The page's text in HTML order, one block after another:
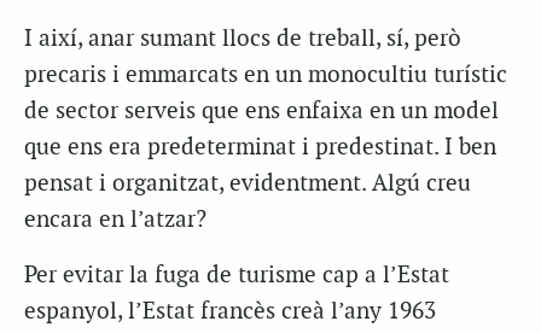
I així, anar sumant llocs de treball, sí, però
precaris i emmarcats en un monocultiu turístic
de sector serveis que ens enfaixa en un model
que ens era predeterminat i predestinat. I ben
pensat i organitzat, evidentment. Algú creu
encara en l’atzar?
Per evitar la fuga de turisme cap a l’Estat
espanyol, l’Estat francès creà l’any 1963